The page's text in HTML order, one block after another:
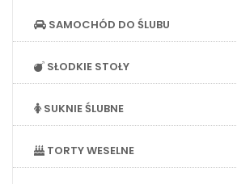
SAMOCHÓD DO ŚLUBU
SŁODKIE STOŁY
SUKNIE ŚLUBNE
TORTY WESELNE